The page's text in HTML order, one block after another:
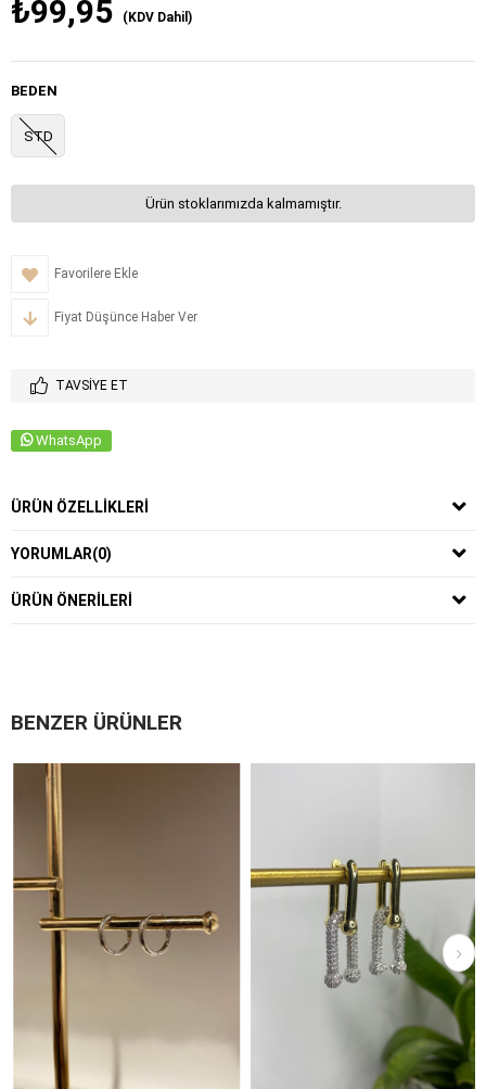
₺99,95 (KDV Dahil)
BEDEN
STD
Ürün stoklarımızda kalmamıştır.
Favorilere Ekle
Fiyat Düşünce Haber Ver
TAVSIYE ET
WhatsApp
ÜRÜN ÖZELLIKLERI
YORUMLAR(0)
ÜRÜN ÖNERILERI
BENZER ÜRÜNLER